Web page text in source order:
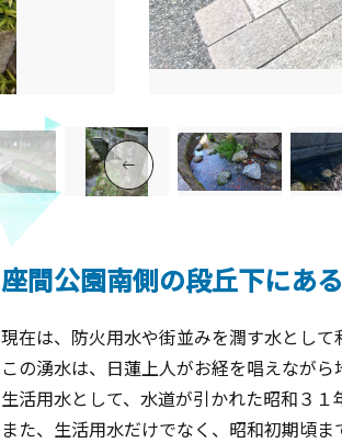
座間公園南側の段丘下にあ
現在は、防火用水や街並みを潤す水として
この湧水は、日蓮上人がお経を唱えなが
生活用水として、水道が引かれた昭和３１
また、生活用水だけでなく、昭和初期頃